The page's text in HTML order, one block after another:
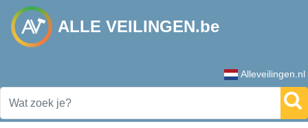
ALLE VEILINGEN.be
Alleveilingen.nl